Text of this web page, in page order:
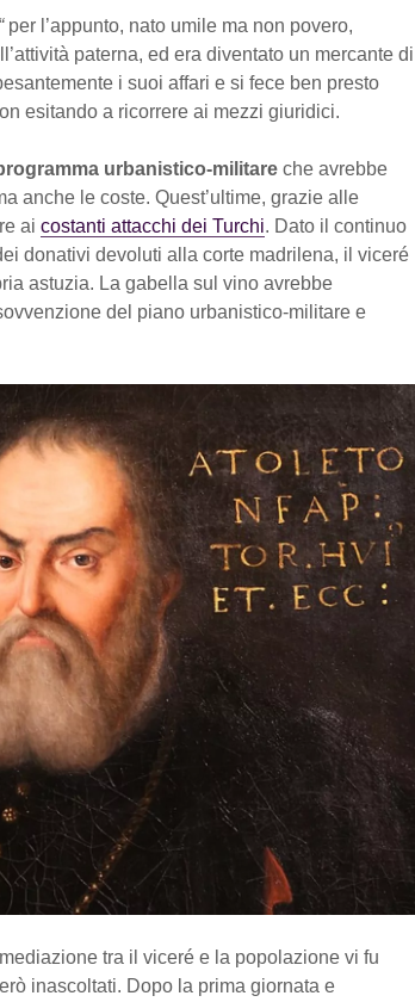
“per l’appunto, nato umile ma non povero,
paterna, ed era diventato un mercante di
i suoi affari e si fece ben presto
esitando a ricorrere ai mezzi giuridici.
urbanistico-militare che avrebbe
anche le coste. Quest’ultime, grazie alle
ai costanti attacchi dei Turchi. Dato il continuo
donativi devoluti alla corte madrilena, il viceré
astuzia. La gabella sul vino avrebbe
del piano urbanistico-militare e
tra il viceré e la popolazione vi fu
inascoltati. Dopo la prima giornata e